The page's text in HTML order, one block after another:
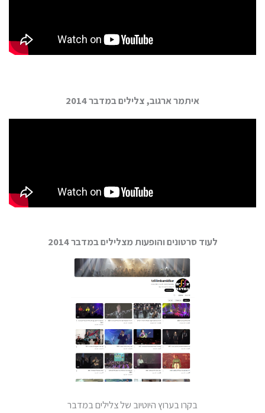
איתמר ארגוב, צלילים במדבר 2014
לעוד סרטונים והופעות מצלילים במדבר 2014
בקרו בערוץ היוטיוב של צלילים במדבר